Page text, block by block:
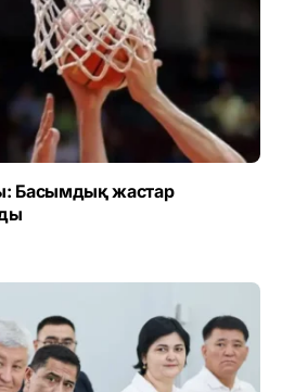
Басымдық жастар